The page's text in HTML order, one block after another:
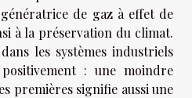
de gaz à effet de
à la préservation du climat.
les systèmes industriels
: une moindre
premières signifie aussi une